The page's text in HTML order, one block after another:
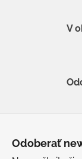
V
Odoberať